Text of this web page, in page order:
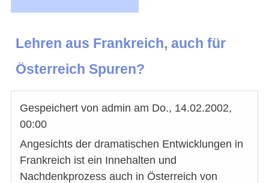
Lehren aus Frankreich, auch für
Österreich Spuren?
Gespeichert von admin am Do., 14.02.2002,
00:00
Angesichts der dramatischen Entwicklungen in
Frankreich ist ein Innehalten und
Nachdenkprozess auch in Österreich von